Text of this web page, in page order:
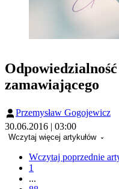
zamawiającego
Przemysław Gogojewicz
30.06.2016 | 03:00
Wczytaj więcej artykułów
Wczytaj poprzednie
1
...